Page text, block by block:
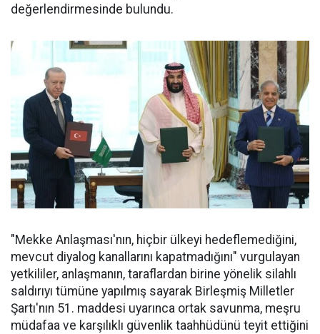
değerlendirmesinde bulundu.
"Mekke Anlaşması'nın, hiçbir ülkeyi hedeflemediğini,
mevcut diyalog kanallarını kapatmadığını" vurgulayan
yetkililer, anlaşmanın, taraflardan birine yönelik silahlı
saldırıyı tümüne yapılmış sayarak Birleşmiş Milletler
Şartı'nın 51. maddesi uyarınca ortak savunma, meşru
müdafaa ve karşılıklı güvenlik taahhüdünü teyit ettiğini